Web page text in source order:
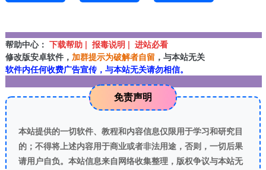
帮助中心： 下载帮助 | 报毒说明 | 进站必看
修改版安卓软件， 加群提示为破解者自留 ，与本站无关
软件内任何收费广告宣传，与本站无关请勿相信。
免责声明
本站提供的一切软件、教程和内容信息仅限用于学习和研究目
的；不得将上述内容用于商业或者非法用途，否则，一切后果
请用户自负。本站信息来自网络收集整理，版权争议与本站无